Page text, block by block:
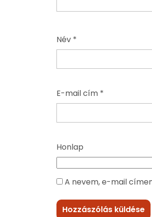
Név *
E-mail cím *
Honlap
A nevem, e-mail